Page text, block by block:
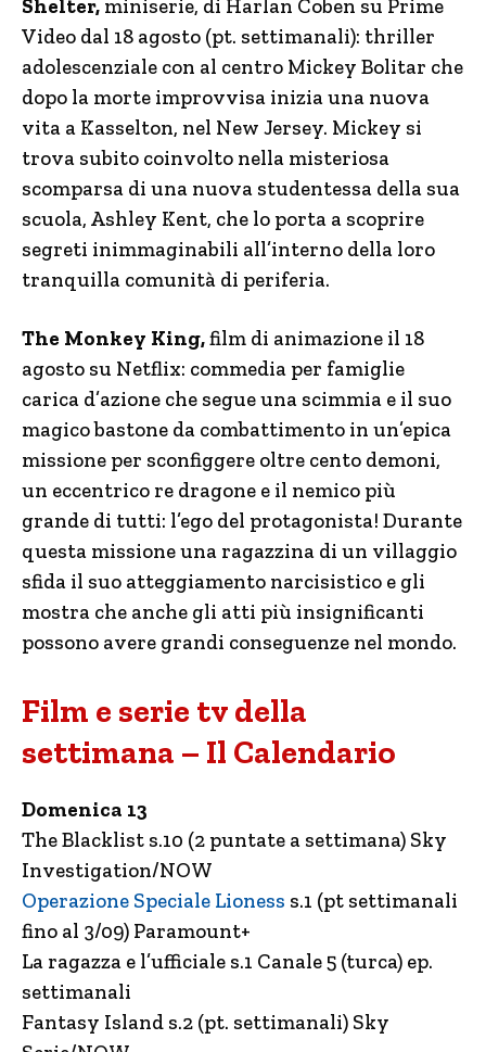
Shelter, miniserie, di Harlan Coben su Prime
Video dal 18 agosto (pt. settimanali): thriller
adolescenziale con al centro Mickey Bolitar che
dopo la morte improvvisa inizia una nuova
vita a Kasselton, nel New Jersey. Mickey si
trova subito coinvolto nella misteriosa
scomparsa di una nuova studentessa della sua
scuola, Ashley Kent, che lo porta a scoprire
segreti inimmaginabili all’interno della loro
tranquilla comunità di periferia.
The Monkey King,film di animazione il 18
agosto su Netflix: commedia per famiglie
carica d’azione che segue una scimmia e il suo
magico bastone da combattimento in un’epica
missione per sconfiggere oltre cento demoni,
un eccentrico re dragone e il nemico più
grande di tutti: l’ego del protagonista! Durante
questa missione una ragazzina di un villaggio
sfida il suo atteggiamento narcisistico e gli
mostra che anche gli atti più insignificanti
possono avere grandi conseguenze nel mondo.
Film e serie tv della
settimana – Il Calendario
Domenica 13
The Blacklist s.10 (2 puntate a settimana) Sky
Investigation/NOW
Operazione Speciale Lioness s.1 (pt settimanali
fino al 3/09) Paramount+
La ragazza e l’ufficiale s.1 Canale 5 (turca) ep.
settimanali
Fantasy Island s.2 (pt. settimanali) Sky